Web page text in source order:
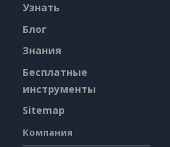
Узнать
Блог
Знания
Бесплатные
инструменты
Sitemap
Компания